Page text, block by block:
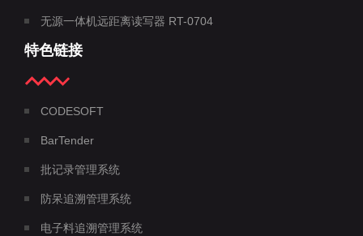
无源一体机远距离读写器 RT-0704
特色链接
CODESOFT
BarTender
批记录管理系统
防呆追溯管理系统
电子料追溯管理系统